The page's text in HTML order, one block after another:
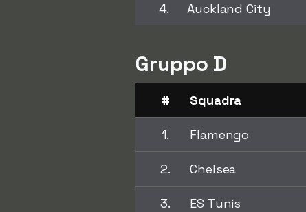
4. Auckland City
Gruppo D
# Squadra
1. Flamengo
2. Chelsea
3. ES Tunis